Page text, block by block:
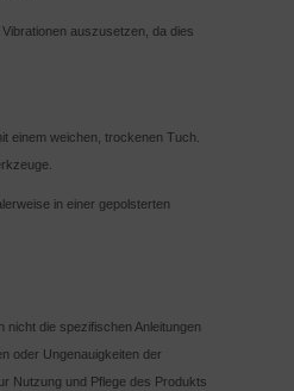
auszusetzen, da dies
einem weichen, trockenen Tuch.
in einer gepolsterten
nicht die spezifischen Anleitungen
oder Ungenauigkeiten der
Nutzung und Pflege des Produkts